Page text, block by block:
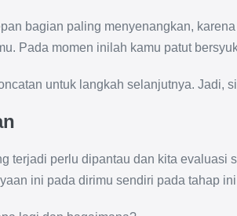
bagian paling menyenangkan,
Pada momen inilah kamu patut
untuk langkah selanjutnya. Jadi,
terjadi perlu dipantau dan kita
ini pada dirimu sendiri pada tahap